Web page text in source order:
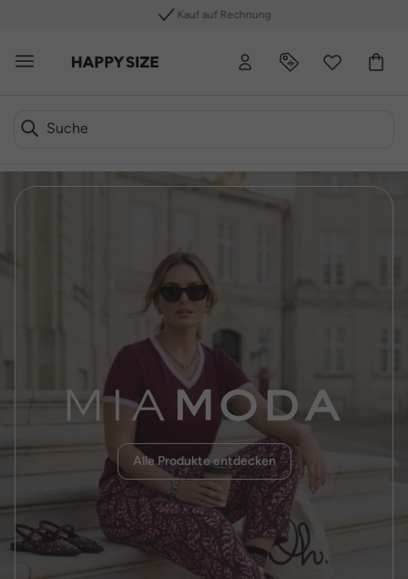
Kauf auf Rechnung
Alle Produkte entdecken